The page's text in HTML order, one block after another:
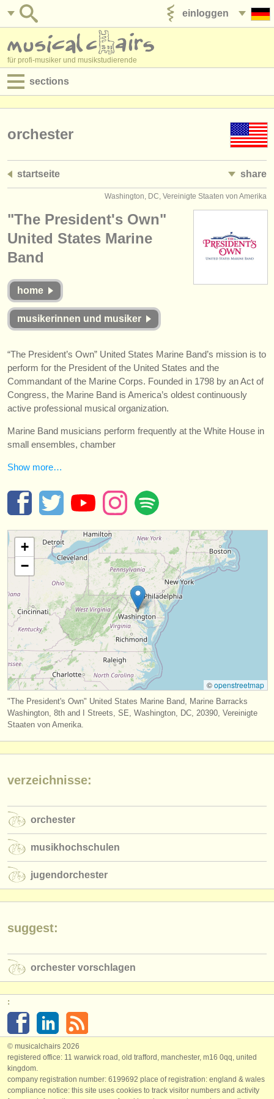
einloggen
für profi-musiker und musikstudierende
sections
jobs - verwaltung
kurse
musikwettbewerbe
instrumentenverkauf
gestohlene instrumente
orchester
musikhochschulen
jugendorchester
musicalchairs:
rss feeds
nachrichten in der klassischen musik
verlage:
anzeige veröffentlichen
find out about ourATS
ATSfaq
einloggen
orchester
startseite share
Washington, DC, Vereinigte Staaten von Amerika
"The President's Own"
United States Marine
Band
home
musikerinnen und musiker
“The President’s Own” United States Marine Band’s mission is to
perform for the President of the United States and the
Commandant of the Marine Corps. Founded in 1798 by an Act of
Congress, the Marine Band is America’s oldest continuously
active professional musical organization.
Marine Band musicians perform frequently at the White House in
small ensembles, chamber
Show more…
+
−
©openstreetmap
"The President's Own" United States Marine Band, Marine Barracks
Washington, 8th and I Streets, SE, Washington, DC, 20390, Vereinigte
Staaten von Amerika.
verzeichnisse:
orchester
musikhochschulen
jugendorchester
suggest:
orchester vorschlagen
:
© musicalchairs 2026
registered office: 11 warwick road, old trafford, manchester, m16 0qq, united
kingdom.
company registration number: ​6199692 place of registration: england & wales
compliance notice: ​this site uses cookies to track visitor numbers and activity